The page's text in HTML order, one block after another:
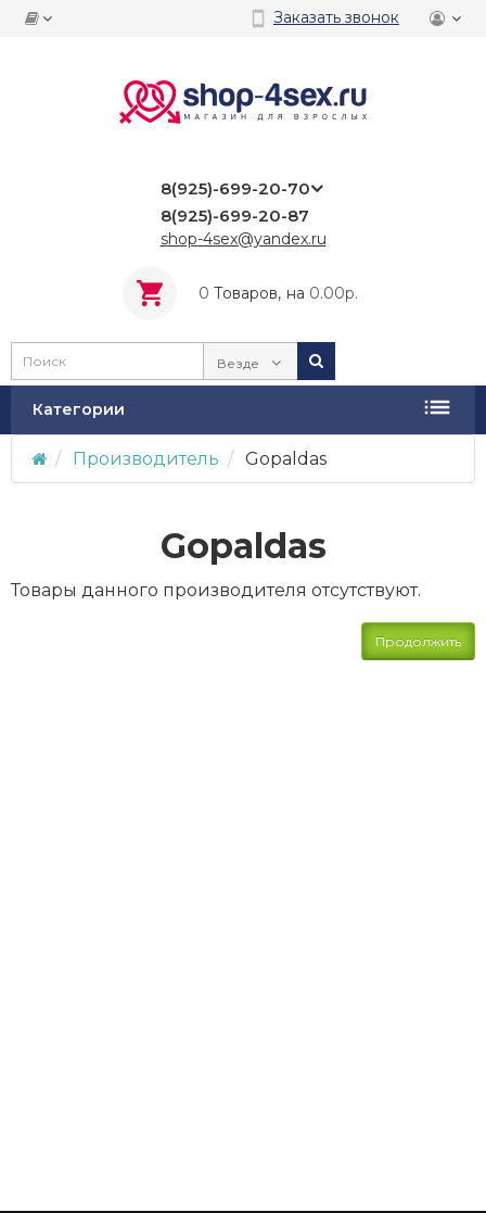
Заказать звонок
8(925)-699-20-70
8(925)-699-20-87
shop-4sex@yandex.ru
0 Tоваров, на 0.00р.
Везде
Категории
Производитель Gopaldas
Gopaldas
Товары данного производителя отсутствуют.
Продолжить